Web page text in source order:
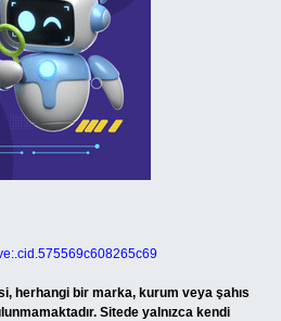
herhangi bir marka, kurum veya şahıs
Sitede yalnızca kendi